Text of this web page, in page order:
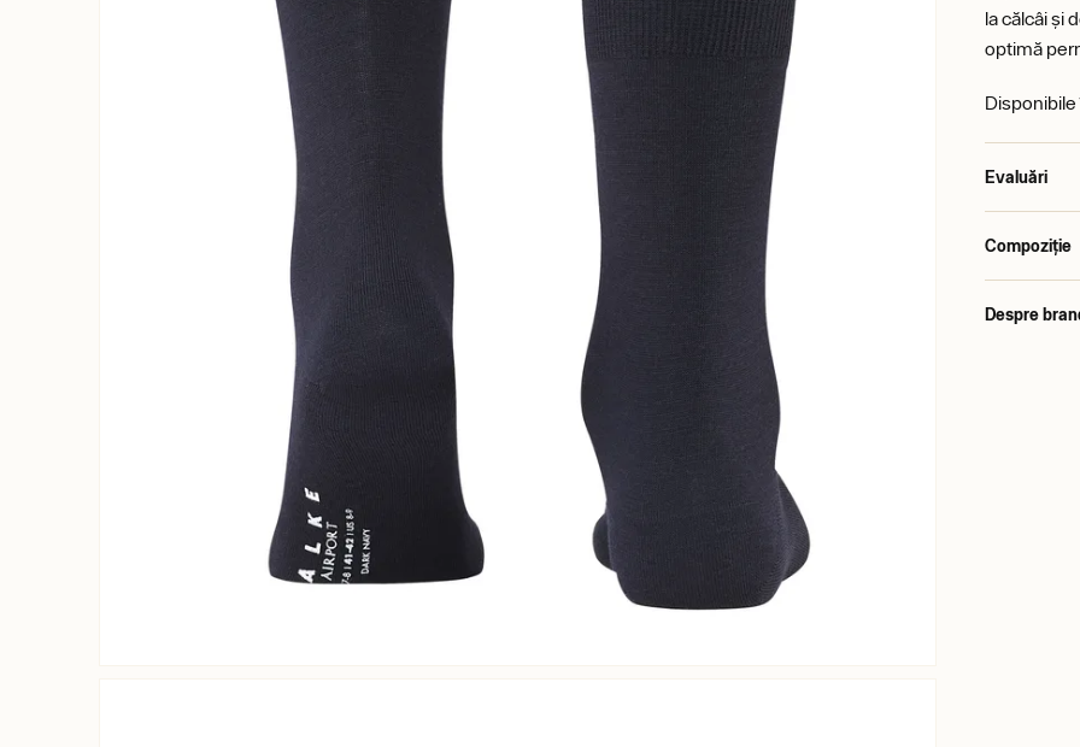
la călcâi și
optimă
Evaluări
Compoziție
Despre